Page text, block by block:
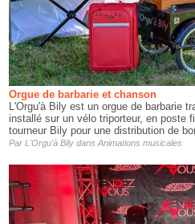
Orgue de barbarie et chanson
L'Orgu'à Bily est un orgue de barbarie
installé sur un vélo triporteur, en poste
tourneur Bily pour une distribution de
Par L'Orgu'à Bilydans Animations musicales